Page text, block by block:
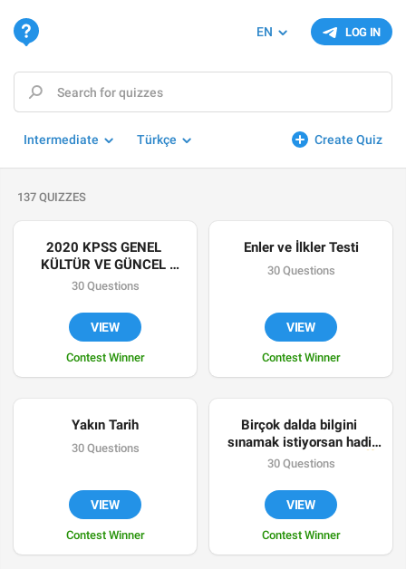
LOG IN
EN
Create Quiz
Intermediate Türkçe
137 QUIZZES
2020 KPSS GENEL
KÜLTÜR VE GÜNCEL
BİLGİLER DENEMESİ
30 Questions
VIEW
Contest Winner
Enler ve İlkler Testi
30 Questions
VIEW
Contest Winner
Yakın Tarih
30 Questions
VIEW
Contest Winner
Birçok dalda bilgini
sınamak istiyorsan hadi
durma sende katıl bize
✌️
30 Questions
VIEW
Contest Winner